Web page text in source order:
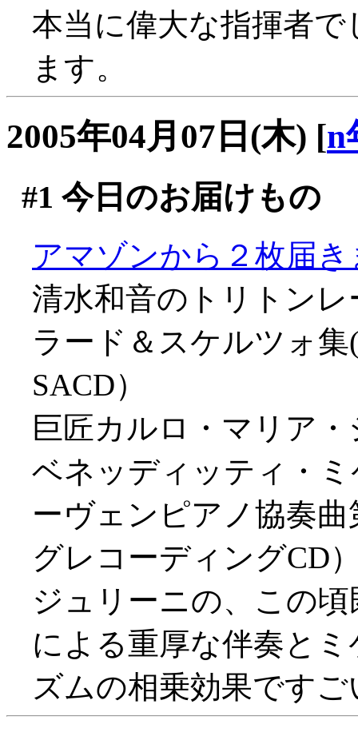
本当に偉大な指揮者
ます。
2005年04月07日(木) [n
#1 今日のお届けもの
アマゾンから２枚届
清水和音のトリトン
ラード＆スケルツォ
SACD）
巨匠カルロ・マリア
ベネッディッティ・
ーヴェンピアノ協奏
グレコーディングCD
ジュリーニの、この
による重厚な伴奏と
ズムの相乗効果です